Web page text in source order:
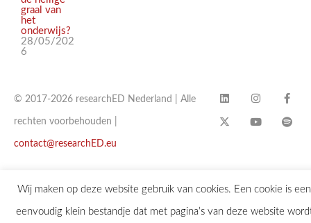
graal van
het
onderwijs?
28/05/202
6
© 2017-2026 researchED Nederland | Alle
rechten voorbehouden |
contact@researchED.eu
Wij maken op deze website gebruik van cookies. Een cookie is een
eenvoudig klein bestandje dat met pagina’s van deze website